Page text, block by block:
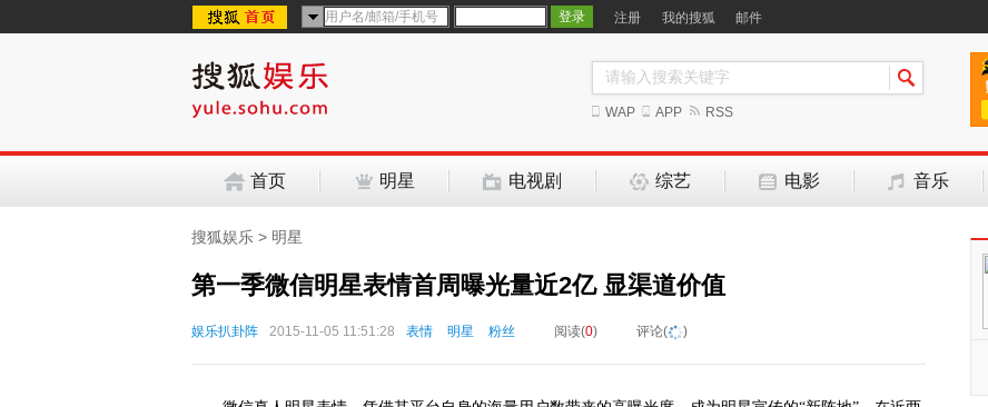
注册 我的搜狐 邮件
WAP APP RSS
首页 明星 电视剧 综艺 电影 音乐
搜狐娱乐 > 明星
第一季微信明星表情首周曝光量近2亿 显渠道价值
娱乐扒卦阵 2015-11-05 11:51:28 表情 明星 粉丝 阅读(0) 评论( )